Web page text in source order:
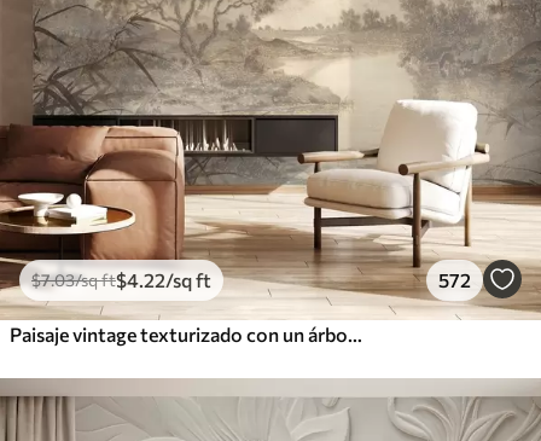
$7.03/sq ft$4 .22/sq ft 572